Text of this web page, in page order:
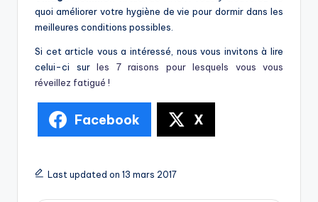
quoi améliorer votre hygiène de vie pour dormir dans les
meilleures conditions possibles.
Si cet article vous a intéressé, nous vous invitons à lire
celui-ci sur les 7 raisons pour lesquels vous vous
réveillez fatigué !
Facebook X
Last updated on 13 mars 2017